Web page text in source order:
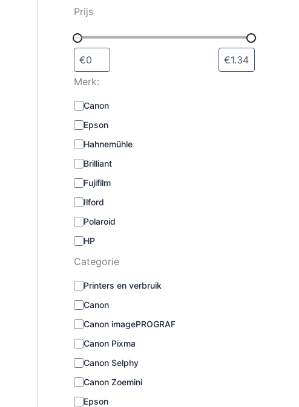
s
l
e
t
e
e
n
Prijs
Merk:
M
r
k
:
Canon
Epson
Hahnemühle
Brilliant
Fujifilm
Ilford
Polaroid
HP
Categorie
C
t
e
g
o
i
e
Printers en verbruik
Canon
Canon imagePROGRAF
Canon Pixma
Canon Selphy
Canon Zoemini
Epson